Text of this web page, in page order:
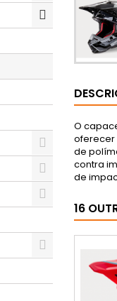
O
oferecer
de
contra
de
16